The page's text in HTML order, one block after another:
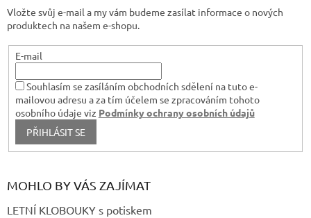
Vložte svůj e-mail a my vám budeme zasílat informace o nových
produktech na našem e-shopu.
E-mail
Souhlasím se zasíláním obchodních sdělení na tuto e-
mailovou adresu a za tím účelem se zpracováním tohoto
osobního údaje viz Podmínky ochrany osobních údajů
PŘIHLÁSIT SE
MOHLO BY VÁS ZAJÍMAT
LETNÍ KLOBOUKY s potiskem